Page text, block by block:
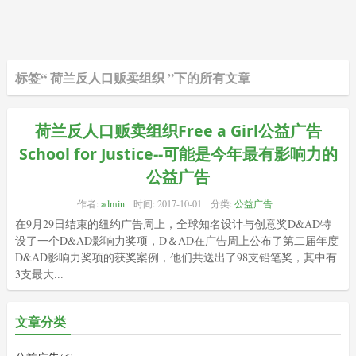
标签“ 荷兰反人口贩卖组织 ”下的所有文章
荷兰反人口贩卖组织Free a Girl公益广告
School for Justice--可能是今年最有影响力的
公益广告
作者: admin 时间: 2017-10-01 分类: 公益广告
在9月29日结束的纽约广告周上，全球知名设计与创意奖D&AD特
设了一个D&AD影响力奖项，D＆AD在广告周上公布了第二届年度
D&AD影响力奖项的获奖案例，他们共送出了98支铅笔奖，其中有
3支最大...
文章分类